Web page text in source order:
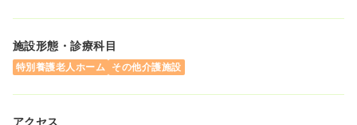
施設形態・診療科目
特別養護老人ホーム その他介護施設
アクセス